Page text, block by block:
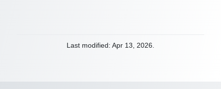
Last modified: Apr 13, 2026.